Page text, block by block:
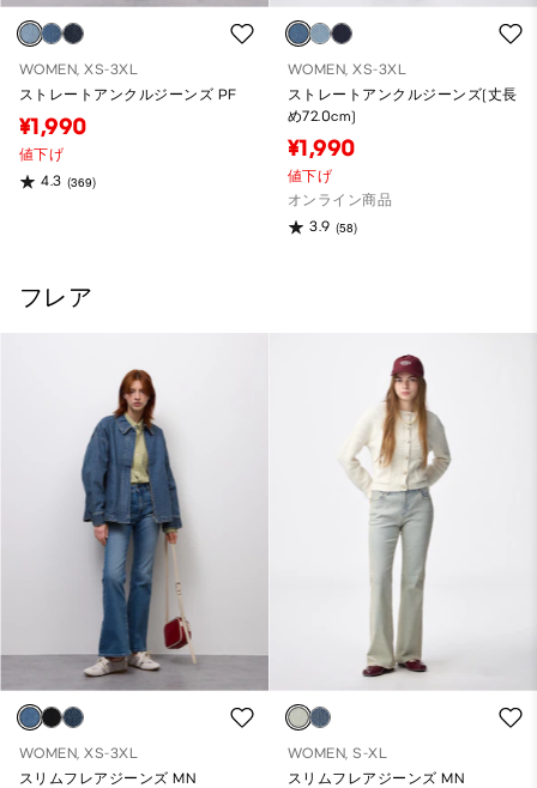
WOMEN, XS-3XL
ストレートアンクルジーンズ PF
¥1,990
値下げ
4.3 (369)
WOMEN, XS-3XL
ストレートアンクルジーンズ(丈長
め72.0cm)
¥1,990
値下げ
オンライン商品
3.9 (58)
フレア
WOMEN, XS-3XL
スリムフレアジーンズ MN
WOMEN, S-XL
スリムフレアジーンズ MN